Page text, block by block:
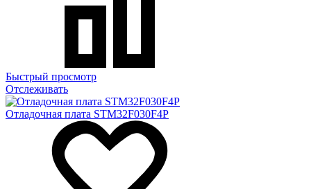
Быстрый просмотр
Отслеживать
Отладочная плата STM32F030F4P